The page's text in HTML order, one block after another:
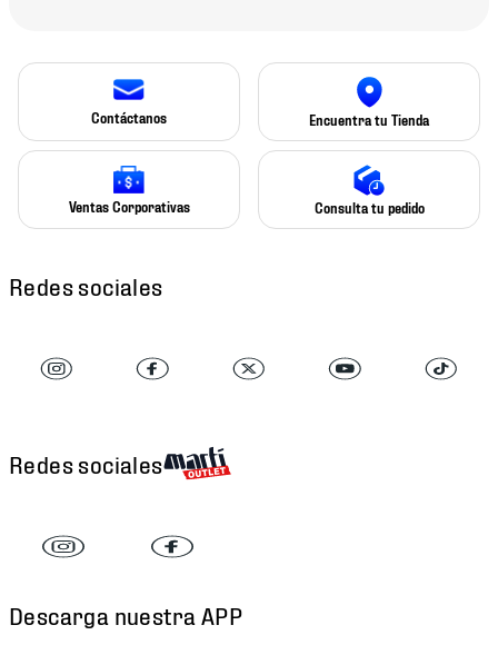
Contáctanos Encuentra tu Tienda
Ventas Corporativas Consulta tu pedido
Redes sociales
Redes sociales
Descarga nuestra APP